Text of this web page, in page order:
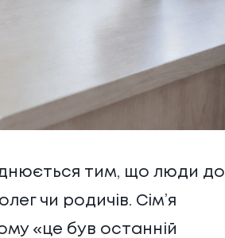
тим, що люди до
чи родичів. Сім’я
«це був останній